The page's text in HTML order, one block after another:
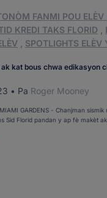
FANMI POU ELÈV
KREDI TAKS FLORID
SPOTLIGHTS ELÈV
kat bous chwa edikasyon
• Pa Roger Mooney
MIAMI GARDENS - Chanjman
Sid Florid pandan y ap fè makèt
de klas li yo. Emmaline te di koran